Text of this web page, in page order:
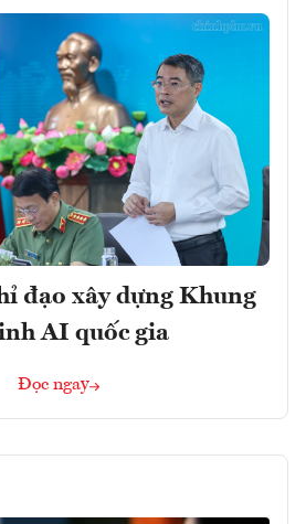
đạo xây dựng Khung
AI quốc gia
Đọc ngay